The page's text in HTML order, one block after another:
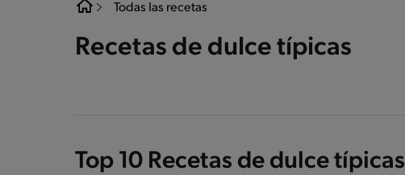
Todas las recetas
Recetas de dulce típicas
Top 10 Recetas de dulce típicas